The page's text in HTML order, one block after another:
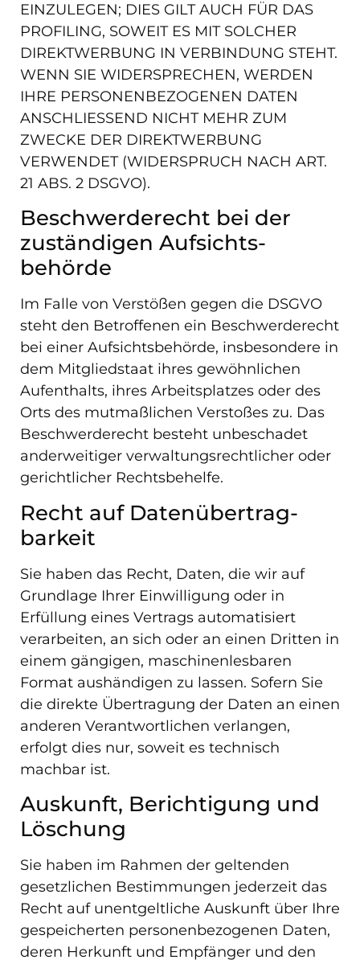
EINZULEGEN; DIES GILT AUCH FÜR DAS
PROFILING, SOWEIT ES MIT SOLCHER
DIREKTWERBUNG IN VERBINDUNG STEHT.
WENN SIE WIDERSPRECHEN, WERDEN
IHRE PERSONENBEZOGENEN DATEN
ANSCHLIESSEND NICHT MEHR ZUM
ZWECKE DER DIREKTWERBUNG
VERWENDET (WIDERSPRUCH NACH ART.
21 ABS. 2 DSGVO).
Beschwerde­recht bei der
zuständigen Aufsichts­
behörde
Im Falle von Verstößen gegen die DSGVO
steht den Betroffenen ein Beschwerderecht
bei einer Aufsichtsbehörde, insbesondere in
dem Mitgliedstaat ihres gewöhnlichen
Aufenthalts, ihres Arbeitsplatzes oder des
Orts des mutmaßlichen Verstoßes zu. Das
Beschwerderecht besteht unbeschadet
anderweitiger verwaltungsrechtlicher oder
gerichtlicher Rechtsbehelfe.
Recht auf Daten­übertrag­
barkeit
Sie haben das Recht, Daten, die wir auf
Grundlage Ihrer Einwilligung oder in
Erfüllung eines Vertrags automatisiert
verarbeiten, an sich oder an einen Dritten in
einem gängigen, maschinenlesbaren
Format aushändigen zu lassen. Sofern Sie
die direkte Übertragung der Daten an einen
anderen Verantwortlichen verlangen,
erfolgt dies nur, soweit es technisch
machbar ist.
Auskunft, Berichtigung und
Löschung
Sie haben im Rahmen der geltenden
gesetzlichen Bestimmungen jederzeit das
Recht auf unentgeltliche Auskunft über Ihre
gespeicherten personenbezogenen Daten,
deren Herkunft und Empfänger und den